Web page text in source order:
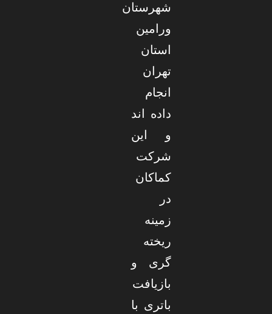
شهرستان
ورامین
استان
تهران
انجام
داده اند
و این
شرکت
کماکان
در
زمینه
ریخته
گری و
بازیافت
باتری با